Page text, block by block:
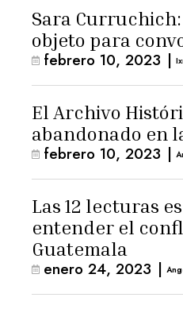
Sara
objeto para
febrero 10, 2023 |
El Archivo
abandonado en
febrero 10, 2023 |
Las 12 lecturas
entender el
Guatemala
enero 24, 2023 |